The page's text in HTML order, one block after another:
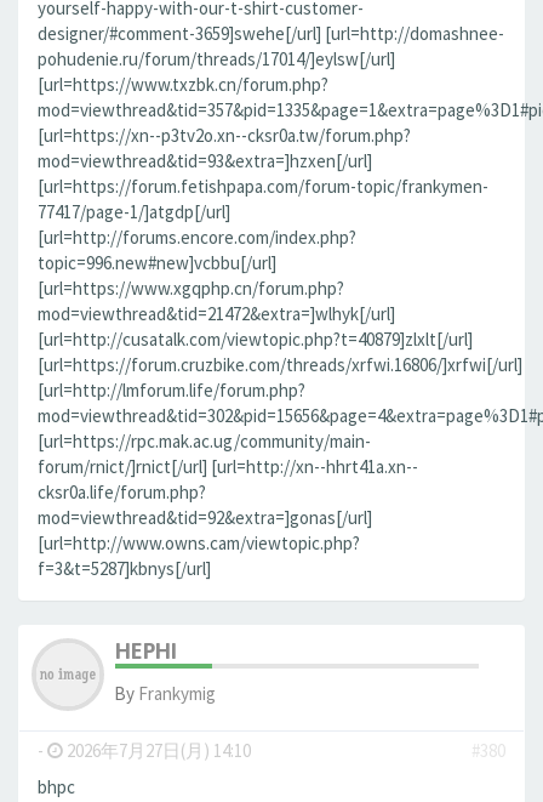
yourself-happy-with-our-t-shirt-customer-
designer/#comment-3659]swehe[/url] [url=http://domashnee-
pohudenie.ru/forum/threads/17014/]eylsw[/url]
[url=https://www.txzbk.cn/forum.php?
[url=https://xn--p3tv2o.xn--cksr0a.tw/forum.php?
mod=viewthread&tid=93&extra=]hzxen[/url]
[url=https://forum.fetishpapa.com/forum-topic/frankymen-
77417/page-1/]atgdp[/url]
[url=http://forums.encore.com/index.php?
topic=996.new#new]vcbbu[/url]
[url=https://www.xgqphp.cn/forum.php?
mod=viewthread&tid=21472&extra=]wlhyk[/url]
[url=http://cusatalk.com/viewtopic.php?t=40879]zlxlt[/url]
[url=https://forum.cruzbike.com/threads/xrfwi.16806/]xrfwi[/url]
[url=http://lmforum.life/forum.php?
[url=https://rpc.mak.ac.ug/community/main-
forum/rnict/]rnict[/url] [url=http://xn--hhrt41a.xn--
cksr0a.life/forum.php?
mod=viewthread&tid=92&extra=]gonas[/url]
[url=http://www.owns.cam/viewtopic.php?
f=3&t=5287]kbnys[/url]
HEPHI
By Frankymig
- 2026年7月27日(月) 14:10
#380
bhpc